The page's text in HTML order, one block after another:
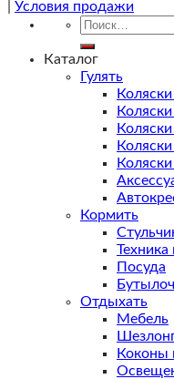
Условия продажи
Искать:
Каталог
Гулять
Коляски
Коляски
Коляски
Кормить
Техника
Посуда
Отдыхать
Мебель
Коконы